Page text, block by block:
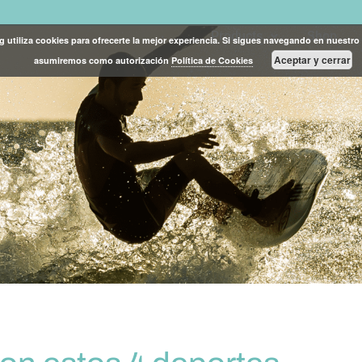
Products Shop
utiliza cookies para ofrecerte la mejor experiencia. Si sigues navegando en
asumiremos como autorizaciónPolítica de Cookies Aceptar y cerrar